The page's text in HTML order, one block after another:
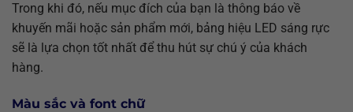
Trong khi đó, nếu mục đích của bạn là thông báo về
khuyến mãi hoặc sản phẩm mới, bảng hiệu LED sáng rực
sẽ là lựa chọn tốt nhất để thu hút sự chú ý của khách
hàng.
Màu sắc và font chữ